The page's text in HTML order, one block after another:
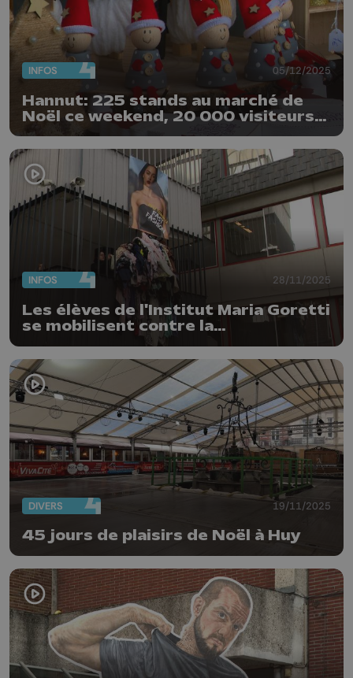
INFOS 05/12/2025
Hannut: 225 stands au marché de
Noël ce weekend, 20 000 visiteurs
attendus
INFOS 28/11/2025
Les élèves de l'Institut Maria Goretti
se mobilisent contre la
surconsommation
DIVERS 19/11/2025
45 jours de plaisirs de Noël à Huy